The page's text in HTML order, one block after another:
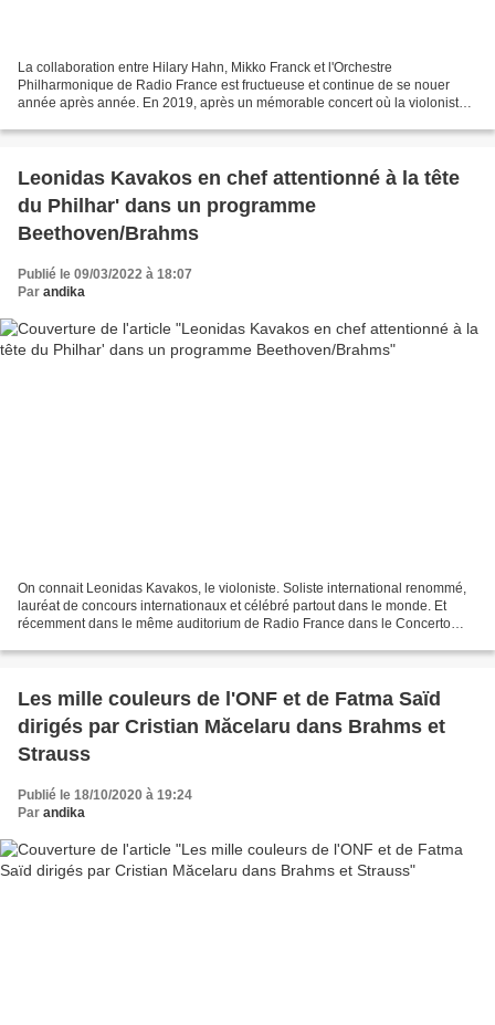
La collaboration entre Hilary Hahn, Mikko Franck et l'Orchestre
Philharmonique de Radio France est fructueuse et continue de se nouer
année après année. En 2019, après un mémorable concert où la violoniste
Leonidas Kavakos en chef attentionné à la tête
du Philhar' dans un programme
Beethoven/Brahms
Publié le 09/03/2022 à 18:07
Par andika
On connait Leonidas Kavakos, le violoniste. Soliste international renommé,
lauréat de concours internationaux et célébré partout dans le monde. Et
récemment dans le même auditorium de Radio France dans le Concerto
Les mille couleurs de l'ONF et de Fatma Saïd
dirigés par Cristian Măcelaru dans Brahms et
Strauss
Publié le 18/10/2020 à 19:24
Par andika